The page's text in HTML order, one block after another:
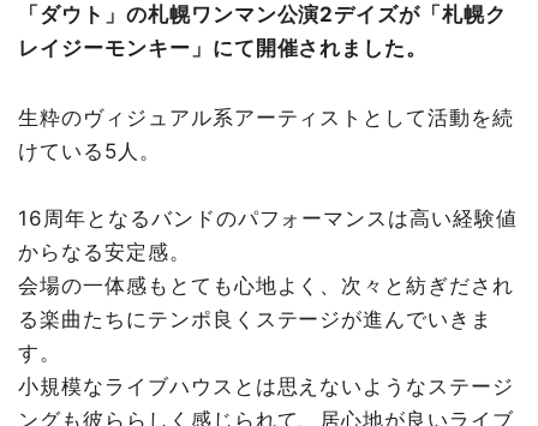
「ダウト」の札幌ワンマン公演2デイズが「札幌ク
レイジーモンキー」にて開催されました。
生粋のヴィジュアル系アーティストとして活動を続
けている5人。
16周年となるバンドのパフォーマンスは高い経験値
からなる安定感。
会場の一体感もとても心地よく、次々と紡ぎだされ
る楽曲たちにテンポ良くステージが進んでいきま
す。
小規模なライブハウスとは思えないようなステージ
ングも彼ららしく感じられて、居心地が良いライブ